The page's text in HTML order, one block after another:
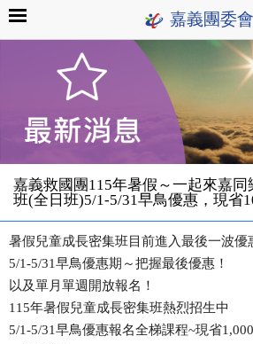
嘉義團委會
嘉義救國團115年暑假～一起來嘉
班(全日班)5/1-5/31早鳥優惠，現省
暑假兒童成長密集班目前進入最後一波優
5/1-5/31早鳥優惠期～把握最後優惠！
以及單月單週開放報名！
115年暑假兒童成長密集班熱烈招生中
5/1-5/31早鳥優惠報名全梯課程~現省